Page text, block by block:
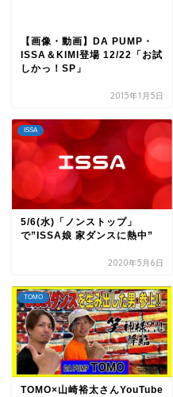
【画像・動画】DA PUMP・
ISSA＆KIMI登場 12/22「お試
しかっ！SP」
2015年1月5日
ISSA
5/6(水)「ノンストップ」
で”ISSA娘 家ダンスに熱中”
2020年5月6日
TOMO
TOMO×山崎裕太さんYouTube